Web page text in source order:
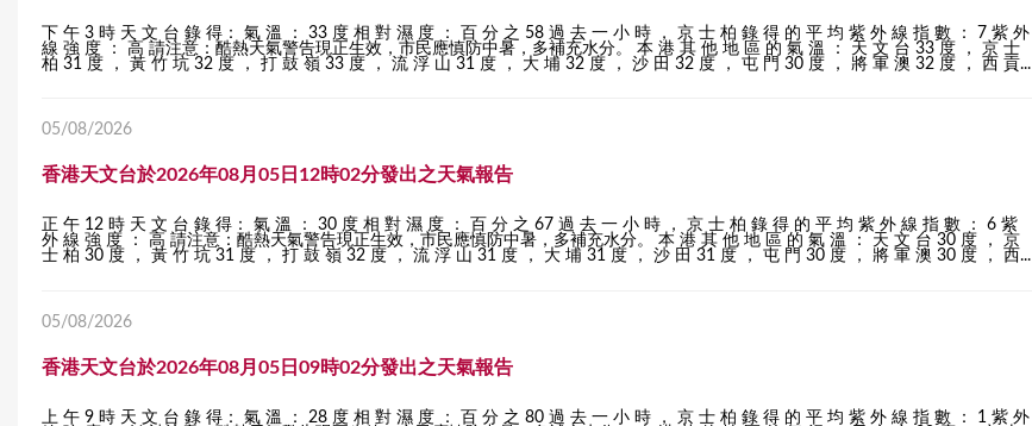
下 午 3 時 天 文 台 錄 得： 氣 溫 ： 33 度 相 對 濕 度 ： 百 分 之 58 過 去 一 小 時 ， 京 士 柏 錄 得 的 平 均 紫 外 線 指 數 ： 7 紫 外
線 強 度 ： 高 請注意：酷熱天氣警告現正生效，市民應慎防中暑，多補充水分。 本 港 其 他 地 區 的 氣 溫 ： 天 文 台 33 度 ， 京 士
柏 31 度 ， 黃 竹 坑 32 度 ， 打 鼓 嶺 33 度 ， 流 浮 山 31 度 ， 大 埔 32 度 ， 沙 田 32 度 ， 屯 門 30 度 ， 將 軍 澳 32 度 ， 西 貢...
05/08/2026
香港天文台於2026年08月05日12時02分發出之天氣報告
正 午 12 時 天 文 台 錄 得： 氣 溫 ： 30 度 相 對 濕 度 ： 百 分 之 67 過 去 一 小 時 ， 京 士 柏 錄 得 的 平 均 紫 外 線 指 數 ： 6 紫
外 線 強 度 ： 高 請注意：酷熱天氣警告現正生效，市民應慎防中暑，多補充水分。 本 港 其 他 地 區 的 氣 溫 ： 天 文 台 30 度 ， 京
士 柏 30 度 ， 黃 竹 坑 31 度 ， 打 鼓 嶺 32 度 ， 流 浮 山 31 度 ， 大 埔 31 度 ， 沙 田 31 度 ， 屯 門 30 度 ， 將 軍 澳 30 度 ， 西...
05/08/2026
香港天文台於2026年08月05日09時02分發出之天氣報告
上 午 9 時 天 文 台 錄 得： 氣 溫 ： 28 度 相 對 濕 度 ： 百 分 之 80 過 去 一 小 時 ， 京 士 柏 錄 得 的 平 均 紫 外 線 指 數 ： 1 紫 外